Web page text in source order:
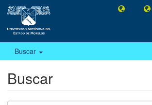
Buscar
Buscar